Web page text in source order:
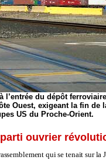
l’entrée du dépôt
Ouest, exigeant la fin de
US du Proche-Orient.
ouvrier
qui se tenait sur